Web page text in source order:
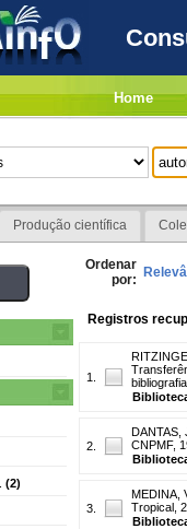
Home
Produção científica
(2)
Ordenar
por:
Registros
1.
2.
DANTAS,
CNPMF,
3.
MEDINA,
Tropical,